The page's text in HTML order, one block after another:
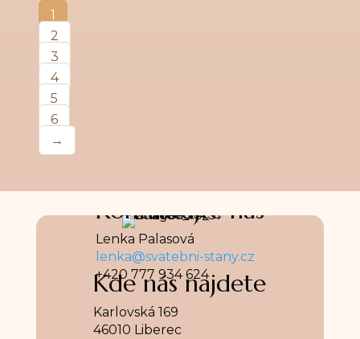
1
2
3
4
5
6
→
Kontaktujte nás
Lenka Palasová
lenka@svatebni-stany.cz
+420 777 934 624
Kde nás najdete
Karlovská 169
46010 Liberec